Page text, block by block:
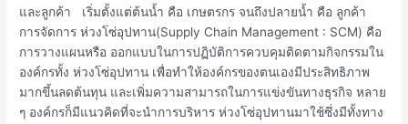
และลูกค้า เริ่มตั้งแต่ต้นน้ำ คือ เกษตรกร จนถึงปลายน้ำ คือ ลูกค้า
การจัดการ ห่วงโซ่อุปทาน(Supply Chain Management : SCM) คือ
การวางแผนหรือ ออกแบบในการปฏิบัติการควบคุมติดตามกิจกรรมใน
องค์กรทั้ง ห่วงโซ่อุปทาน เพื่อทำให้องค์กรของตนเองมีประสิทธิภาพ
มากขึ้นลดต้นทุน และเพิ่มความสามารถในการแข่งขันทางธุรกิจ หลาย
ๆ องค์กรก็มีแนวคิดที่จะนำการบริหาร ห่วงโซ่อุปทานมาใช้ซึ่งมีทั้งทาง